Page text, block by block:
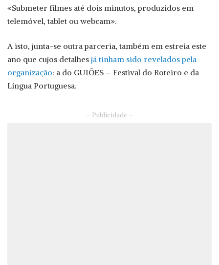
«Submeter filmes até dois minutos, produzidos em
telemóvel, tablet ou webcam».
A isto, junta-se outra parceria, também em estreia este
ano que cujos detalhesjá tinham sido revelados pela
organização: a do GUIÕES – Festival do Roteiro e da
Língua Portuguesa.
– Publicidade –